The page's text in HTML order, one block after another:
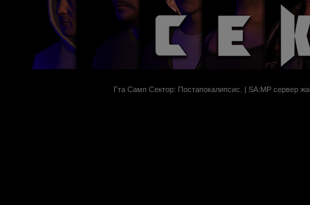
Гта Самп Сектор: Постапокалипсиc. | SA:MP сервер